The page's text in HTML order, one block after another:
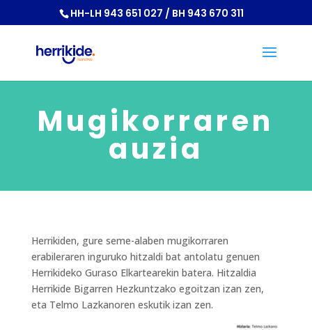
HH-LH 943 651 027 / BH 943 670 311
Mugikorraren
auzia
Herrikiden, gure seme-alaben mugikorraren
erabileraren inguruko hitzaldi bat antolatu genuen
Herrikideko Guraso Elkartearekin batera. Hitzaldia
Herrikide Bigarren Hezkuntzako egoitzan izan zen,
eta Telmo Lazkanoren eskutik izan zen.